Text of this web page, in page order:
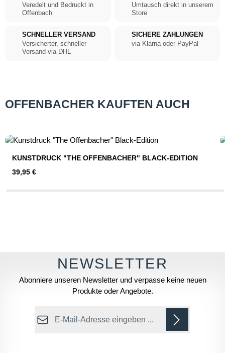
Veredelt und Bedruckt in
Offenbach
Umtausch direkt in unserem
Store
SCHNELLER VERSAND
Versicherter, schneller
Versand via DHL
SICHERE ZAHLUNGEN
via Klarna oder PayPal
OFFENBACHER KAUFTEN AUCH
KUNSTDRUCK "THE OFFENBACHER" BLACK-EDITION
Regulärer Preis:
39,95 €
Abonniere unseren Newsletter und verpasse keine neuen
Produkte oder Angebote.
E-Mail-Adresse*